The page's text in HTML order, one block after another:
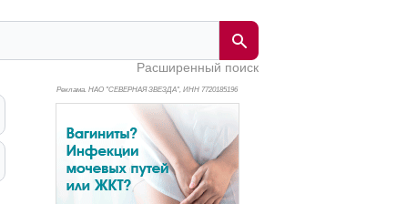
Расширенный поиск
Реклама. НАО "СЕВЕРНАЯ ЗВЕЗДА", ИНН 7720185196